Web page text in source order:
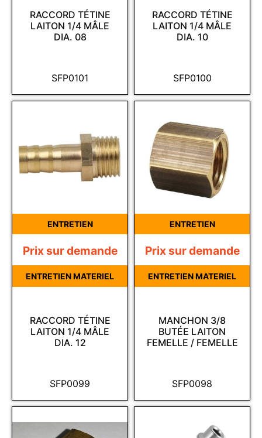
SFP0101
RACCORD TÉTINE
LAITON 1/4 MÂLE
DIA. 08
SFP0100
RACCORD TÉTINE
LAITON 1/4 MÂLE
DIA. 10
ENTRETIEN
SFP0099
RACCORD TÉTINE
LAITON 1/4 MÂLE
DIA. 12
Prix sur demande
ENTRETIEN MATERIEL
ENTRETIEN
SFP0098
MANCHON 3/8
BUTÉE LAITON
FEMELLE / FEMELLE
Prix sur demande
ENTRETIEN MATERIEL